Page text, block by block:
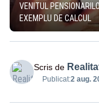
VENITUL
EXEMPLU DE CALCUL
Scris de
Publicat:2 aug.